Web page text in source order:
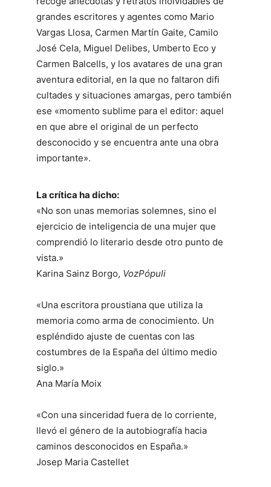
grandes escritores y agentes como Mario
Vargas Llosa, Carmen Martín Gaite, Camilo
José Cela, Miguel Delibes, Umberto Eco y
Carmen Balcells, y los avatares de una gran
aventura editorial, en la que no faltaron difi
cultades y situaciones amargas, pero también
ese «momento sublime para el editor: aquel
en que abre el original de un perfecto
desconocido y se encuentra ante una obra
importante».
La crítica ha dicho:
«No son unas memorias solemnes, sino el
ejercicio de inteligencia de una mujer que
comprendió lo literario desde otro punto de
vista.»
Karina Sainz Borgo, VozPópuli
«Una escritora proustiana que utiliza la
memoria como arma de conocimiento. Un
espléndido ajuste de cuentas con las
costumbres de la España del último medio
siglo.»
Ana María Moix
«Con una sinceridad fuera de lo corriente,
llevó el género de la autobiografía hacia
caminos desconocidos en España.»
Josep Maria Castellet